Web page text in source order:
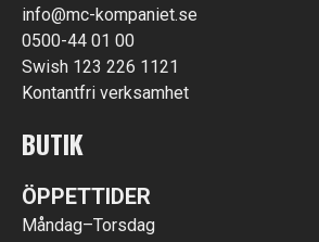
info@mc-kompaniet.se
0500-44 01 00
Swish 123 226 1121
Kontantfri verksamhet
BUTIK
ÖPPETTIDER
Måndag–Torsdag